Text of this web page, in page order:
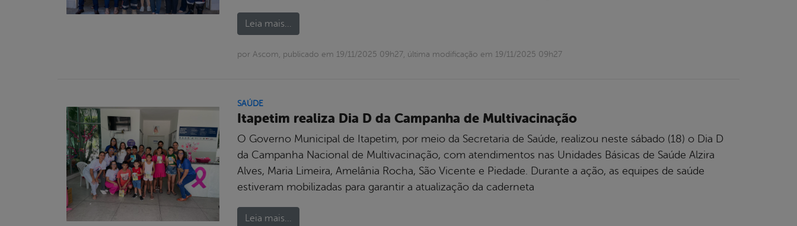
Leia mais...
por Ascom, publicado em 19/11/2025 09h27, última modificação em 19/11/2025 09h27
SAÚDE
Itapetim realiza Dia D da Campanha de Multivacinação
O Governo Municipal de Itapetim, por meio da Secretaria de Saúde, realizou neste sábado (18) o Dia D
da Campanha Nacional de Multivacinação, com atendimentos nas Unidades Básicas de Saúde Alzira
Alves, Maria Limeira, Amelânia Rocha, São Vicente e Piedade. Durante a ação, as equipes de saúde
estiveram mobilizadas para garantir a atualização da caderneta
Leia mais...